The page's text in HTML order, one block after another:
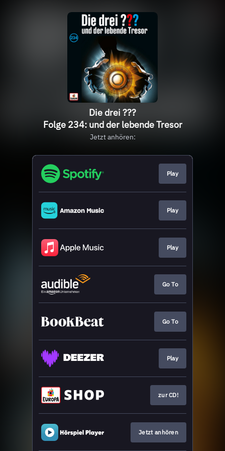
Die drei ???
Folge 234: und der lebende Tresor
Jetzt anhören:
Play
Play
Play
Go To
Go To
Play
zur CD!
Jetzt anhören